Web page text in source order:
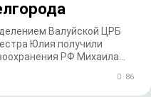
Валуйской ЦРБ
Юлия получили
РФ Михаила
86